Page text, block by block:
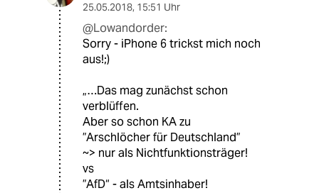
25.05.2018, 15:51 Uhr
@Lowandorder:
Sorry - iPhone 6 trickst mich noch
aus!;)
„…Das mag zunächst schon
verblüffen.
Aber so schon KA zu
”Arschlöcher für Deutschland”
~> nur als Nichtfunktionsträger!
vs
”AfD“ - als Amtsinhaber!